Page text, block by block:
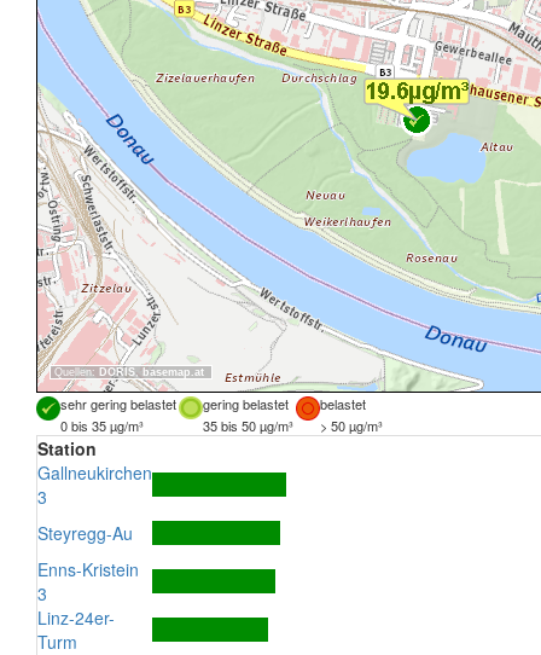
Quellen: DORIS, basemap.at
sehr gering belastet gering belastet
belastet
0 bis 35 µg/m³
35 bis 50 µg/m³ > 50 µg/m³
Station
Gallneukirchen
3
Steyregg-Au
Enns-Kristein
3
Linz-24er-
Turm